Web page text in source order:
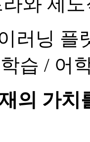
러닝 플
습 / 어
의 가치